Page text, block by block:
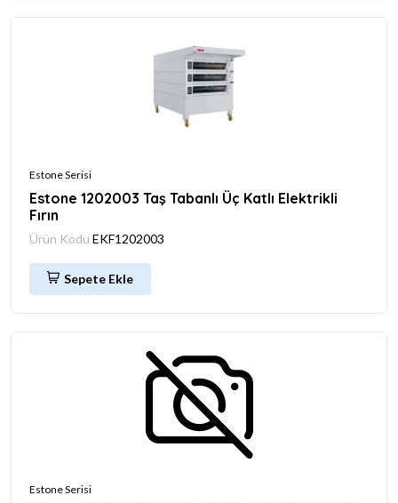
Estone Serisi
Estone 1202003 Taş Tabanlı Üç Katlı Elektrikli
Fırın
Ürün Kodu EKF1202003
Sepete Ekle
Estone Serisi